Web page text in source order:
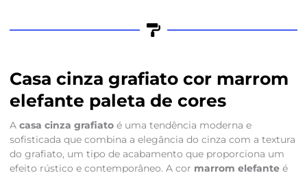
Casa cinza grafiato cor marrom
elefante paleta de cores
A casa cinza grafiatoé uma tendência moderna e
sofisticada que combina a elegância do cinza com a textura
do grafiato, um tipo de acabamento que proporciona um
efeito rústico e contemporâneo. A cor marrom elefanteé